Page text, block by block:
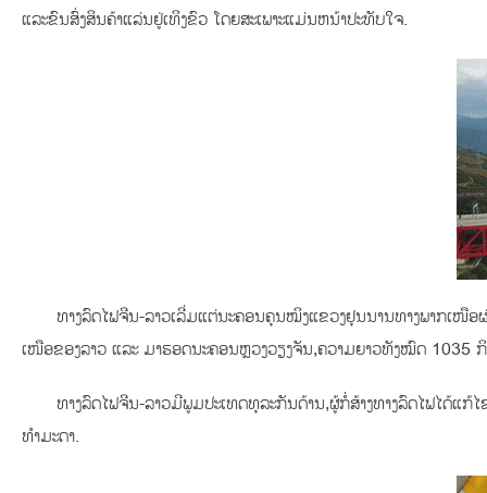
ແລະຂົນສົ່ງສິນຄ້າແລ່ນຢູ່ເທິງຂົວ ໂດຍສະເພາະແມ່ນຫນ້າປະທັບໃຈ.
ທາງລົດໄຟຈີນ-ລາວເລີ່ມແຕ່ນະຄອນຄຸນໝິງແຂວງຢຸນນານທາງພາກເໜື
ເໜືອຂອງລາວ ແລະ ມາຮອດນະຄອນຫຼວງວຽງຈັນ,ຄວາມຍາວທັງໝົດ 1035
ທາງລົດໄຟຈີນ-ລາວມີພູມປະເທດທຸລະກັນດ້ານ,ຜູ້ກໍ່ສ້າງທາງລົດໄຟໄດ້ແ
ທໍາມະດາ.